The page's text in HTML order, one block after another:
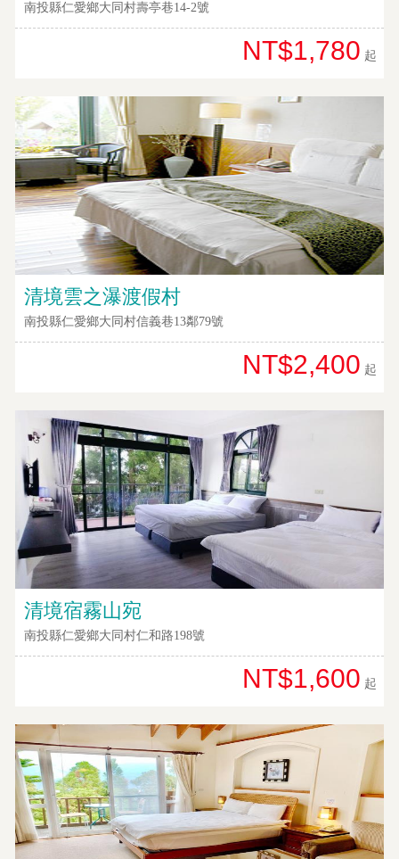
南投縣仁愛鄉大同村壽亭巷14-2號
NT$1,780 起
清境雲之瀑渡假村
南投縣仁愛鄉大同村信義巷13鄰79號
NT$2,400 起
清境宿霧山宛
南投縣仁愛鄉大同村仁和路198號
NT$1,600 起